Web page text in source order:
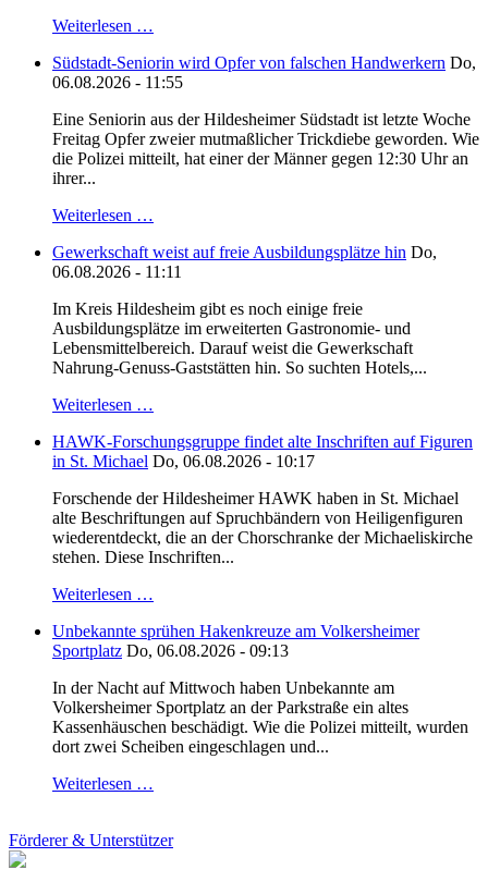
Weiterlesen …
Südstadt-Seniorin wird Opfer von falschen Handwerkern Do,
06.08.2026 - 11:55
Eine Seniorin aus der Hildesheimer Südstadt ist letzte Woche
Freitag Opfer zweier mutmaßlicher Trickdiebe geworden. Wie
die Polizei mitteilt, hat einer der Männer gegen 12:30 Uhr an
ihrer...
Weiterlesen …
Gewerkschaft weist auf freie Ausbildungsplätze hin Do,
06.08.2026 - 11:11
Im Kreis Hildesheim gibt es noch einige freie
Ausbildungsplätze im erweiterten Gastronomie- und
Lebensmittelbereich. Darauf weist die Gewerkschaft
Nahrung-Genuss-Gaststätten hin. So suchten Hotels,...
Weiterlesen …
HAWK-Forschungsgruppe findet alte Inschriften auf Figuren
in St. Michael Do, 06.08.2026 - 10:17
Forschende der Hildesheimer HAWK haben in St. Michael
alte Beschriftungen auf Spruchbändern von Heiligenfiguren
wiederentdeckt, die an der Chorschranke der Michaeliskirche
stehen. Diese Inschriften...
Weiterlesen …
Unbekannte sprühen Hakenkreuze am Volkersheimer
Sportplatz Do, 06.08.2026 - 09:13
In der Nacht auf Mittwoch haben Unbekannte am
Volkersheimer Sportplatz an der Parkstraße ein altes
Kassenhäuschen beschädigt. Wie die Polizei mitteilt, wurden
dort zwei Scheiben eingeschlagen und...
Weiterlesen …
Förderer & Unterstützer